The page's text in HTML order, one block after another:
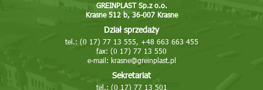
GREINPLAST Sp.z o.o.
Krasne 512 b, 36-007 Krasne
Dział sprzedaży
tel.: (0 17) 77 13 555, +48 663 663 455
fax: (0 17) 77 13 550
e-mail: krasne@greinplast.pl
Sekretariat
tel.: (0 17) 77 13 501